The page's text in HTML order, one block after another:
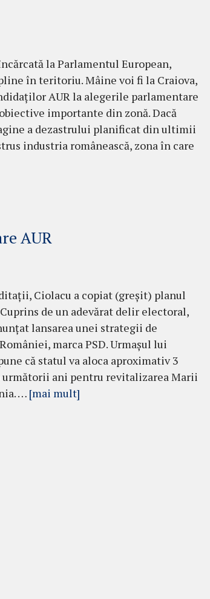
la Parlamentul European,
în teritoriu. Mâine voi fi la Craiova,
AUR la alegerile parlamentare
importante din zonă. Dacă
a dezastrului planificat din ultimii
industria românească, zona în care
AUR
Ciolacu a copiat (greșit) planul
de un adevărat delir electoral,
lansarea unei strategii de
marca PSD. Urmașul lui
că statul va aloca aproximativ 3
ani pentru revitalizarea Marii
… [mai mult]